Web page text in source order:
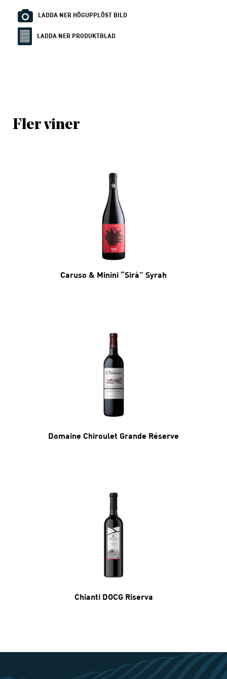
LADDA NER HÖGUPPLÖST BILD
LADDA NER PRODUKTBLAD
Fler viner
Caruso & Minini “Sirà” Syrah
Domaine Chiroulet Grande Réserve
Chianti DOCG Riserva